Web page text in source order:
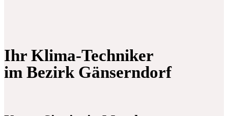
Ihr Klima-Techniker
im Bezirk Gänserndorf